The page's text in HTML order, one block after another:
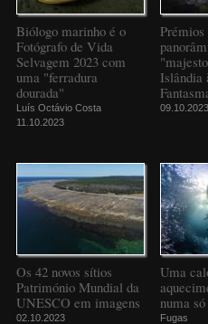
Biólogo marinho é o
Fotógrafo de Vida
Selvagem 2023 com
uma "ferradura
dourada"
Luís Octávio Costa
11.10.2023
Islândia
09.10.2023
Os 42 novos sítios
Património Mundial da
UNESCO em imagens
02.10.2023
Uma
numa
Fugas